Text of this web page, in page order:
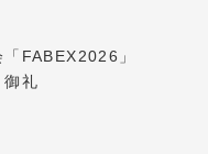
「FABEX2026」
礼